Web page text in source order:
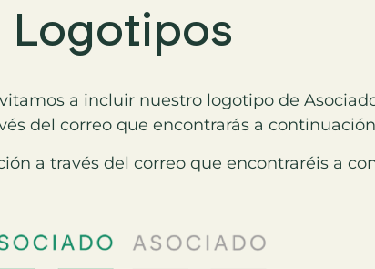
Logotipos
a incluir nuestro logotipo de
del correo que encontrarás a
a través del correo que encontraréis a